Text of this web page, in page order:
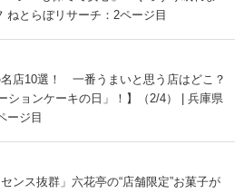
ねとらぼリサーチ：2ページ目
店10選！ 一番うまいと思う店はどこ？
ションケーキの日」！】（2/4） | 兵庫県
ージ目
ンス抜群」六花亭の“店舗限定”お菓子が